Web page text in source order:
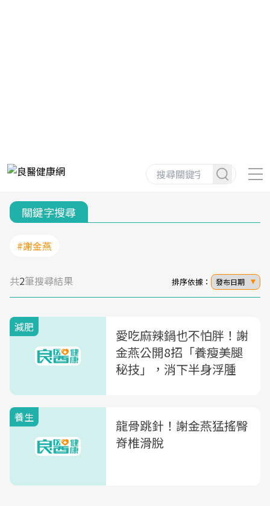
關鍵字搜尋
#謝金燕
共2筆搜尋結果 排序依據： 發布日期
減肥
愛吃麻辣鍋也不怕胖！謝
金燕公開8招「養瘦美腿
秘技」，消下半身浮腫
養生
龍骨跳針！謝金燕猛搖臀
脊椎滑脫